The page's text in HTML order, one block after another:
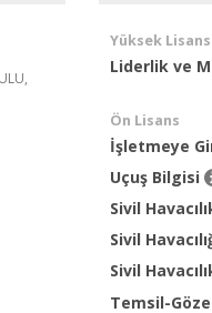
Yüksek Lisans
Liderlik ve
Ön Lisans
İşletmeye
Uçuş Bilgisi
Sivil
Sivil
Sivil
Temsil-